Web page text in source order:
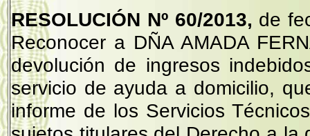
RESOLUCIÓN Nº 60/2013, de
Reconocer a DÑA AMADA
devolución de ingresos
servicio de ayuda a domicilio,
informe de los Servicios